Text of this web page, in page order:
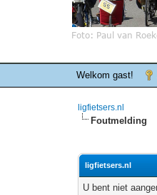
Welkom gast!
ligfietsers.nl
Foutmelding
ligfietsers.nl
U bent niet